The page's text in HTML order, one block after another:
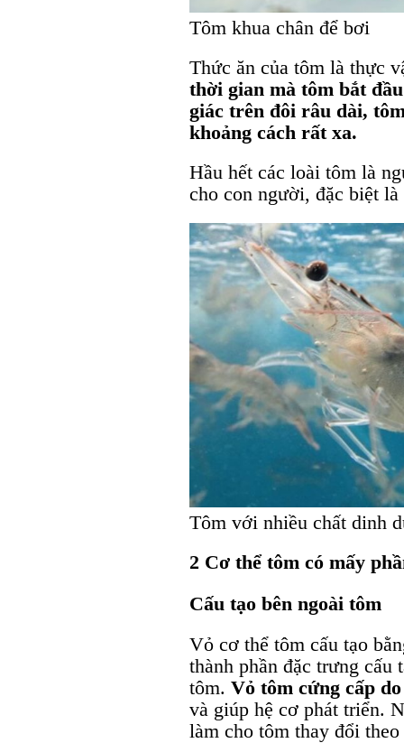
Tôm khua chân để bơi
Thức ăn của tôm là thực
thời gian mà tôm bắt
giác trên đôi râu dài,
khoảng cách rất xa.
Hầu hết các loài tôm là
cho con người, đặc biệt
Tôm với nhiều chất dinh
2 Cơ thể tôm có mấy
Cấu tạo bên ngoài tôm
Vỏ cơ thể tôm cấu tạo
thành phần đặc trưng cấu
tôm. Vỏ tôm cứng cấp
và giúp hệ cơ phát triển.
làm cho tôm thay đổi